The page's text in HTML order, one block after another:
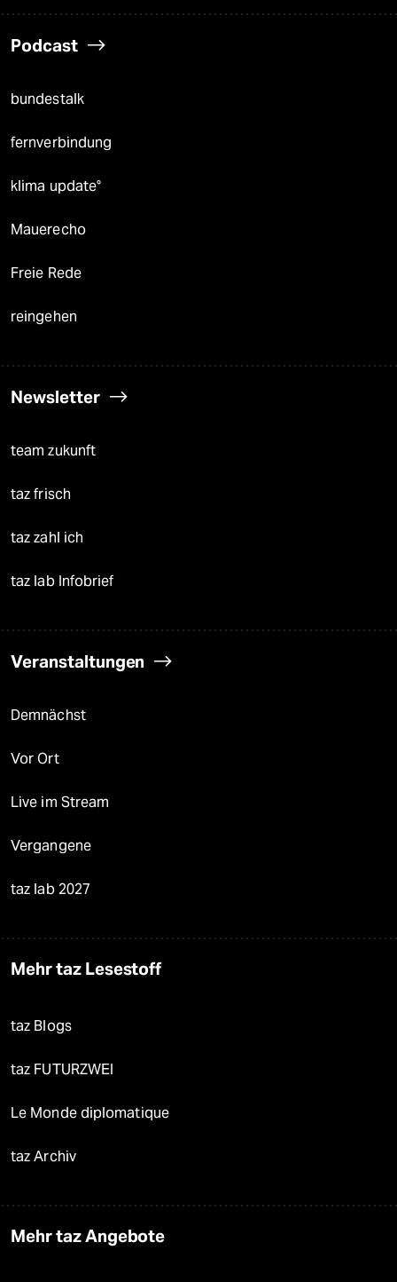
Podcast
bundestalk
fernverbindung
klima update°
Mauerecho
Freie Rede
reingehen
Newsletter
team zukunft
taz frisch
taz zahl ich
taz lab Infobrief
Veranstaltungen
Demnächst
Vor Ort
Live im Stream
Vergangene
taz lab 2027
Mehr taz Lesestoff
taz Blogs
taz FUTURZWEI
Le Monde diplomatique
taz Archiv
Mehr taz Angebote